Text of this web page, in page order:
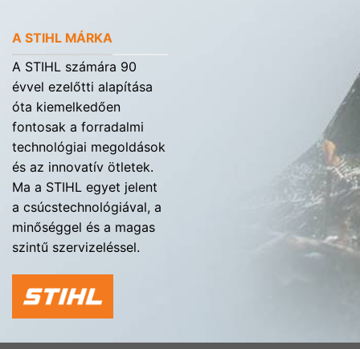
A STIHL MÁRKA
A STIHL számára 90
évvel ezelőtti alapítása
óta kiemelkedően
fontosak a forradalmi
technológiai megoldások
és az innovatív ötletek.
Ma a STIHL egyet jelent
a csúcstechnológiával, a
minőséggel és a magas
szintű szervizeléssel.